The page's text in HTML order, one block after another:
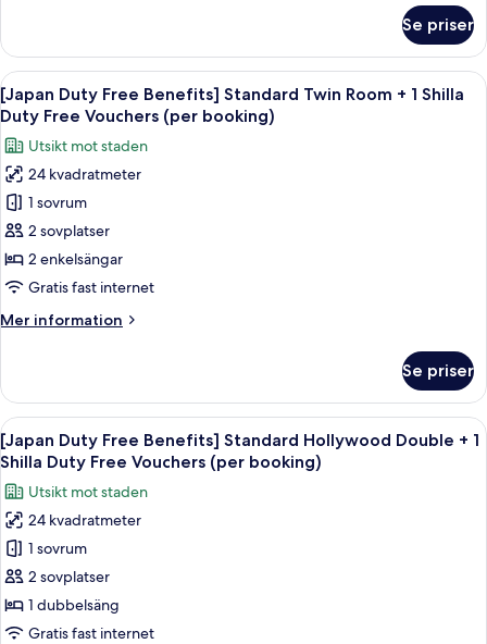
Shilla
Duty
Free
Vouchers
(per
booking)
Duty
Free
Benefits]
Standard
Double
Room
+
Shilla
Duty
Vouchers
(per
Se priser
Öppna
alla
foton
för
[Japan
Duty
Free
Benefits]
Standard
Room
Shilla
Duty
Free
Vouchers
(per
booking)
Sängtillbehör av högsta kvalitet och
7
[Japan Duty Free Benefits] Standard Twin Room + 1 Shilla
Duty Free Vouchers (per booking)
Utsikt mot staden
24 kvadratmeter
1 sovrum
2 sovplatser
2 enkelsängar
Gratis fast internet
Mer information
Mer
Duty
Free
Benefits]
Standard
Room
+
Shilla
Duty
Vouchers
(per
Se priser
Öppna
alla
foton
för
[Japan
Duty
Free
Benefits]
Standard
Sängtillbehör av högsta kvalitet och
6
[Japan Duty Free Benefits] Standard Hollywood Double + 1
Shilla Duty Free Vouchers (per booking)
Utsikt mot staden
24 kvadratmeter
1 sovrum
2 sovplatser
1 dubbelsäng
Gratis fast internet